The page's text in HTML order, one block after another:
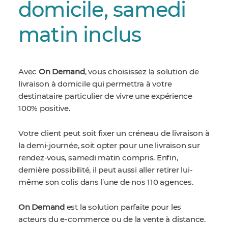
domicile, samedi
matin inclus
Avec On Demand, vous choisissez la solution de
livraison à domicile qui permettra à votre
destinataire particulier de vivre une expérience
100% positive.
Votre client peut soit fixer un créneau de livraison à
la demi-journée, soit opter pour une livraison sur
rendez-vous, samedi matin compris. Enfin,
dernière possibilité, il peut aussi aller retirer lui-
même son colis dans lʼune de nos 110 agences.
On Demand est la solution parfaite pour les
acteurs du e-commerce ou de la vente à distance.